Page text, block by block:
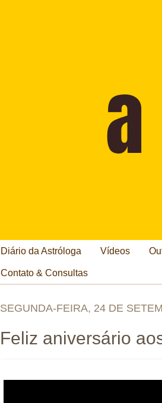
Diário da Astróloga Vídeos
Contato & Consultas
SEGUNDA-FEIRA, 24 DE
Feliz aniversário